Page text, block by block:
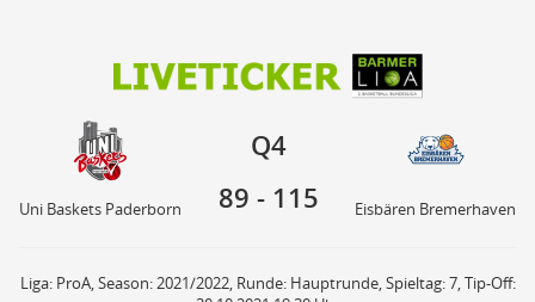
Uni Baskets Paderborn Eisbären Bremerhaven
Q4
89 - 115
Uni Baskets Paderborn Eisbären Bremerhaven
Liga: ProA, Season: 2021/2022, Runde: Hauptrunde, Spieltag: 7, Tip-Off: